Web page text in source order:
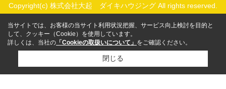
Copyright(c) 株式会社大起 ダイキハウジング All rights reserved.
当サイトでは、お客様の当サイト利用状況把握、サービス向上検討を目的と
して、クッキー（Cookie）を使用しています。
詳しくは、当社の 「Cookieの取扱いについて」 をご確認ください。
閉じる